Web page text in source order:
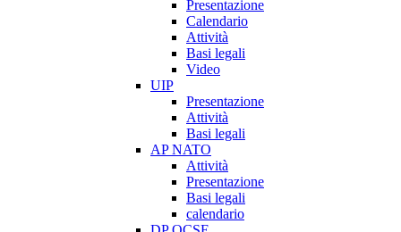
Presentazione
Calendario
Attività
Basi legali
Video
UIP
Presentazione
Attività
Basi legali
AP NATO
Attività
Presentazione
Basi legali
calendario